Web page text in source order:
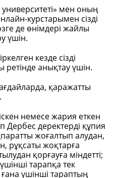
мен оның
курстарымен сізді
де өнімдері жайлы
үшін.
кезде сізді
анықтау үшін.
қаражатты
немесе жария еткен
Дербес деректерді құпия
жоғалтып алудан,
рұқсаты жоқтарға
қорғауға міндетті;
тарапқа тек
үшінші тараптың